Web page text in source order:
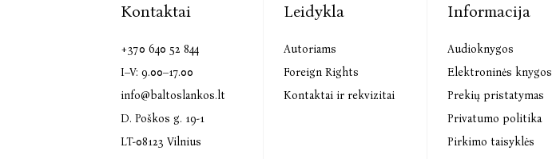
Kontaktai
+370 640 52 844
I–V: 9.00–17.00
info@baltoslankos.lt
D. Poškos g. 19-1
LT-08123 Vilnius
Leidykla
Autoriams
Foreign Rights
Kontaktai ir rekvizitai
Informacija
Audioknygos
Elektroninės knygos
Prekių pristatymas
Privatumo politika
Pirkimo taisyklės